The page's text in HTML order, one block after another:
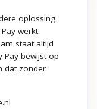
oplossing
werkt
staat altijd
Pay bewijst op
dat zonder